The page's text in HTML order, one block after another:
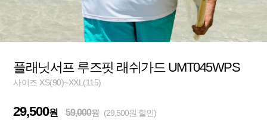
플래닛서프 루즈핏 래쉬가드 UMT045WPS
사이즈 XS(90)~XXL(115)
29,500원 59,000원 (29,500원 할인)